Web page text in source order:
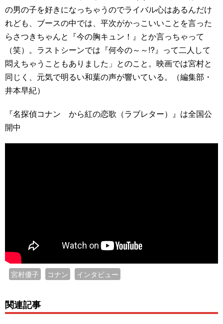
の男の子を好きになっちゃうのでライバル心はあるんだけ
れども、ブースの中では、平次がかっこいいことを言った
らさつきちゃんと『今の胸キュン！』とか言っちゃって
（笑）。ラストシーンでは『何今の～～!?』って二人して
悶えちゃうこともありました」とのこと。映画では宮村と
同じく、元気で明るい和葉の声が響いている。（編集部・
井本早紀）
『名探偵コナン から紅の恋歌（ラブレター）』は全国公
開中
宮村優子 コナン インタビュー
関連記事